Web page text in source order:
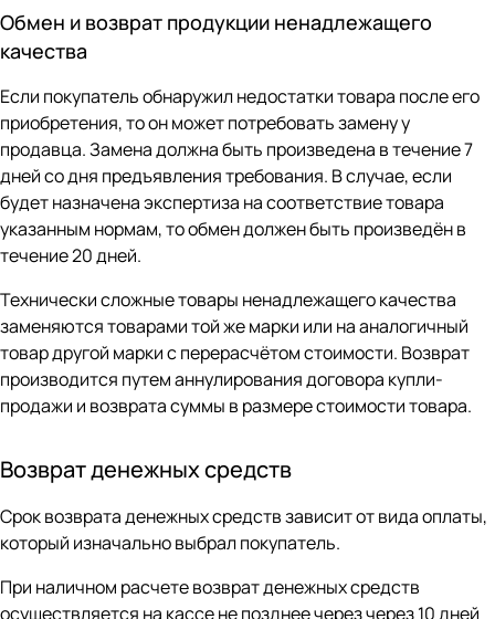
Обмен и возврат продукции ненадлежащего
качества
Если покупатель обнаружил недостатки товара после его
приобретения, то он может потребовать замену у
продавца. Замена должна быть произведена в течение 7
дней со дня предъявления требования. В случае, если
будет назначена экспертиза на соответствие товара
указанным нормам, то обмен должен быть произведён в
течение 20 дней.
Технически сложные товары ненадлежащего качества
заменяются товарами той же марки или на аналогичный
товар другой марки с перерасчётом стоимости. Возврат
производится путем аннулирования договора купли-
продажи и возврата суммы в размере стоимости товара.
Возврат денежных средств
Срок возврата денежных средств зависит от вида оплаты,
который изначально выбрал покупатель.
При наличном расчете возврат денежных средств
осуществляется на кассе не позднее через через 10 дней